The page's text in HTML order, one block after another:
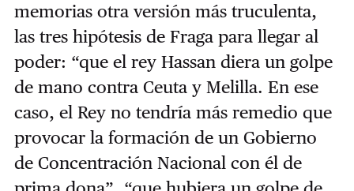
memorias otra versión más truculenta,
las tres hipótesis de Fraga para llegar al
poder: “que el rey Hassan diera un golpe
de mano contra Ceuta y Melilla. En ese
caso, el Rey no tendría más remedio que
provocar la formación de un Gobierno
de Concentración Nacional con él de